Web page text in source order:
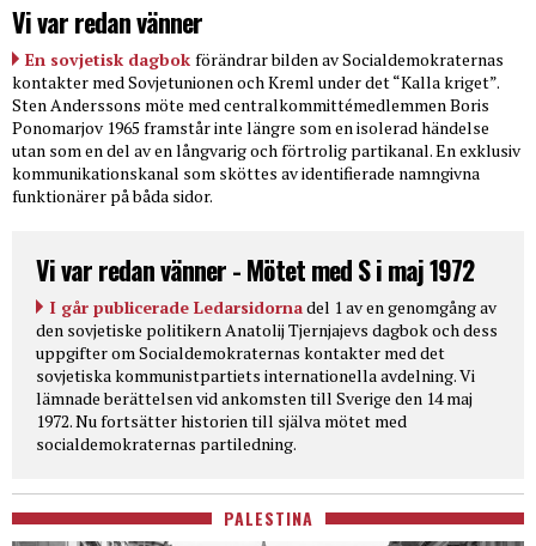
Vi var redan vänner
En sovjetisk dagbok förändrar bilden av Socialdemokraternas
kontakter med Sovjetunionen och Kreml under det “Kalla kriget”.
Sten Anderssons möte med centralkommittémedlemmen Boris
Ponomarjov 1965 framstår inte längre som en isolerad händelse
utan som en del av en långvarig och förtrolig partikanal. En exklusiv
kommunikationskanal som sköttes av identifierade namngivna
funktionärer på båda sidor.
Vi var redan vänner - Mötet med S i maj 1972
I går publicerade Ledarsidornadel 1 av en genomgång av
den sovjetiske politikern Anatolij Tjernjajevs dagbok och dess
uppgifter om Socialdemokraternas kontakter med det
sovjetiska kommunistpartiets internationella avdelning. Vi
lämnade berättelsen vid ankomsten till Sverige den 14 maj
1972. Nu fortsätter historien till själva mötet med
socialdemokraternas partiledning.
PALESTINA